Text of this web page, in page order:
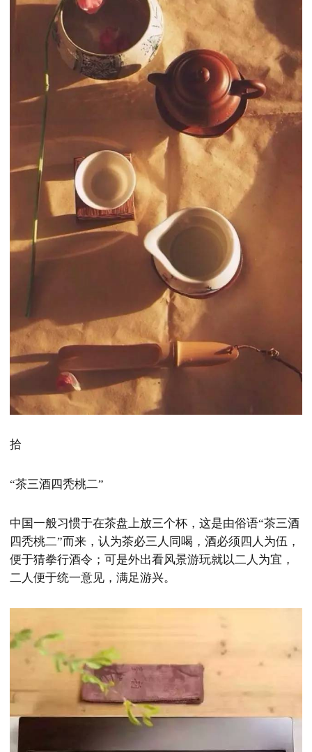
拾
“茶三酒四秃桃二”
中国一般习惯于在茶盘上放三个杯，这是由俗语“茶三酒
四秃桃二”而来，认为茶必三人同喝，酒必须四人为伍，
便于猜拳行酒令；可是外出看风景游玩就以二人为宜，
二人便于统一意见，满足游兴。